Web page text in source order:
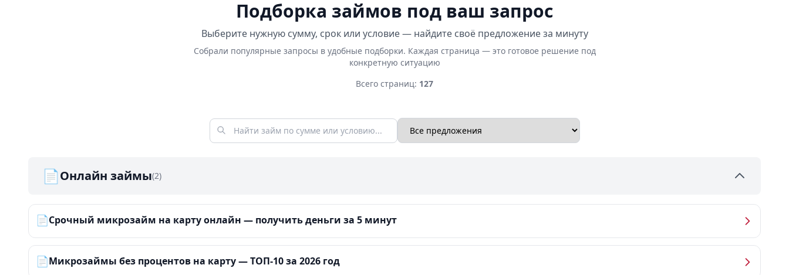
Подборка займов под ваш запрос
Выберите нужную сумму, срок или условие — найдите своё предложение за минуту
Собрали популярные запросы в удобные подборки. Каждая страница — это готовое решение под
конкретную ситуацию
Всего страниц: 127
📄Онлайн займы(2)
📄Срочный микрозайм на карту онлайн — получить деньги за 5 минут
📄Микрозаймы без процентов на карту — ТОП-10 за 2026 год